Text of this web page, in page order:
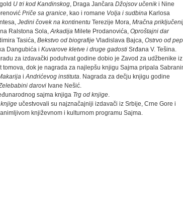
U tri kod Kandinskog, Draga Jančara Džojsov učeniki Nine
Priče sa granice, kao i romane Volja i sudbina Karlosa
Jedini čovek na kontinentu Terezije Mora, Mračna
Ralstona Sola,Arkadija Milete Prodanovića, Oproštajni dar
Tasića, Bekstvo od biografije Vladislava Bajca, Ostrvo od
Dangubića i Kuvarove kletve i druge gadosti Srđana V. Tešina.
za izdavački poduhvat godine dobio je Zavod za udžbenike iz
tomova, dok je nagrada za najlepšu knjigu Sajma pripala
iAndrićevog instituta. Nagrada za dečju knjigu godine
darovi Ivane Nešić.
sajma knjiga Trg od knjige.
knjige učestvovali su najznačajniji izdavači iz Srbije, Crne Gore i
književnom i kulturnom programu Sajma.